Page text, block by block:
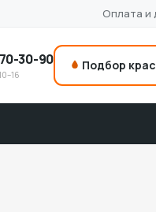
Оплата и
30-90 Подбор